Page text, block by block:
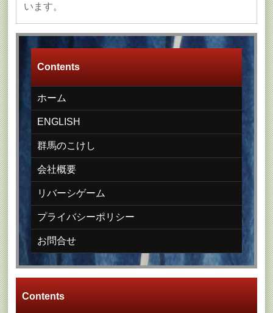
います。
Contents
ホーム
ENGLISH
群馬のこけし
会社概要
リバーシゲーム
プライバシーポリシー
お問合せ
Contents